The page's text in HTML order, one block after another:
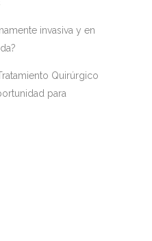
invasiva y en
Quirúrgico
para